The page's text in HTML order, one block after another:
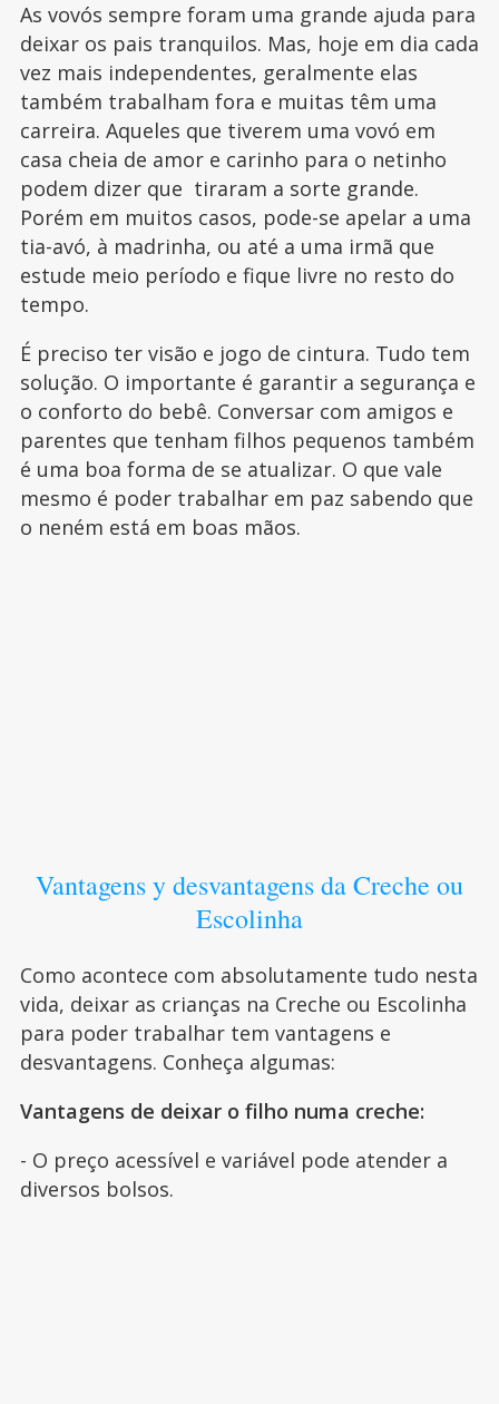
As vovós sempre foram uma grande ajuda para
deixar os pais tranquilos. Mas, hoje em dia cada
vez mais independentes, geralmente elas
também trabalham fora e muitas têm uma
carreira. Aqueles que tiverem uma vovó em
casa cheia de amor e carinho para o netinho
podem dizer que tiraram a sorte grande.
Porém em muitos casos, pode-se apelar a uma
tia-avó, à madrinha, ou até a uma irmã que
estude meio período e fique livre no resto do
tempo.
É preciso ter visão e jogo de cintura. Tudo tem
solução. O importante é garantir a segurança e
o conforto do bebê. Conversar com amigos e
parentes que tenham filhos pequenos também
é uma boa forma de se atualizar. O que vale
mesmo é poder trabalhar em paz sabendo que
o neném está em boas mãos.
Vantagens y desvantagens da Creche ou
Escolinha
Como acontece com absolutamente tudo nesta
vida, deixar as crianças na Creche ou Escolinha
para poder trabalhar tem vantagens e
desvantagens. Conheça algumas:
Vantagens de deixar o filho numa creche:
- O preço acessível e variável pode atender a
diversos bolsos.